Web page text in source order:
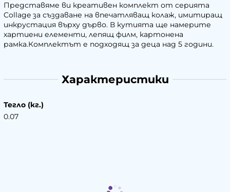
Представяме ви креативен комплект от серията
Collage за създаване на впечатляващ колаж, имитиращ
инкрустация върху дърво. В кутията ще намерите
хартиени елементи, лепящ филм, картонена
рамка.Комплектът е подходящ за деца над 5 години.
Характеристики
Тегло (кг.)
0.07